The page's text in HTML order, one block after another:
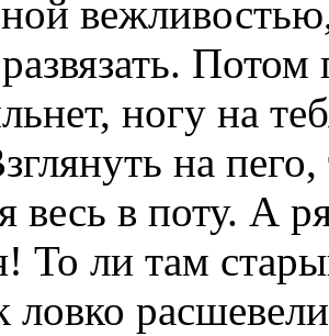
ногу на
на
весь в поту. А
То ли там
ловко